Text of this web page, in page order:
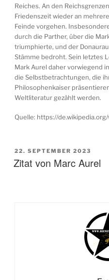
Reiches. An den
Friedenszeit wieder an
Feinde vorgehen.
durch die Parther, über die
triumphierte, und der
Stämme bedroht. Sein letztes
Mark Aurel daher vorwiegend
die Selbstbetrachtungen, die
Philosophenkaiser
Weltliteratur gezählt werden.
Quelle: https://
VERÖFFENTLICHT
AM
22. SEPTEMBER 2023
Zitat von Marc Aurel